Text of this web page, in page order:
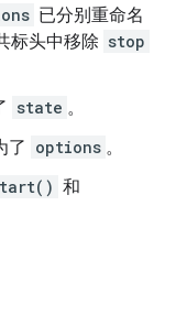
已分别重命名
标头中移除 stop
state 。
了 options 。
和